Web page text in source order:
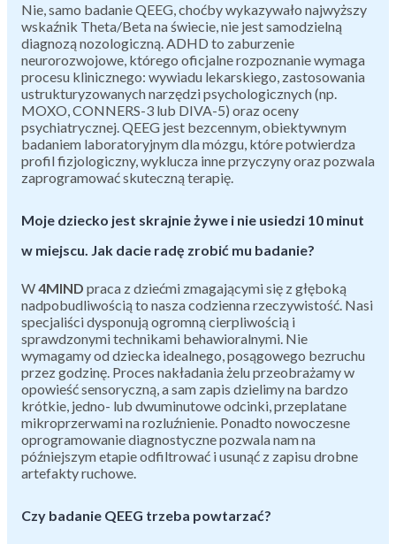
Nie, samo badanie QEEG, choćby wykazywało najwyższy
wskaźnik Theta/Beta na świecie, nie jest samodzielną
diagnozą nozologiczną. ADHD to zaburzenie
neurorozwojowe, którego oficjalne rozpoznanie wymaga
procesu klinicznego: wywiadu lekarskiego, zastosowania
ustrukturyzowanych narzędzi psychologicznych (np.
MOXO, CONNERS-3 lub DIVA-5) oraz oceny
psychiatrycznej. QEEG jest bezcennym, obiektywnym
badaniem laboratoryjnym dla mózgu, które potwierdza
profil fizjologiczny, wyklucza inne przyczyny oraz pozwala
zaprogramować skuteczną terapię.
Moje dziecko jest skrajnie żywe i nie usiedzi 10 minut
w miejscu. Jak dacie radę zrobić mu badanie?
W4MIND praca z dziećmi zmagającymi się z głęboką
nadpobudliwością to nasza codzienna rzeczywistość. Nasi
specjaliści dysponują ogromną cierpliwością i
sprawdzonymi technikami behawioralnymi. Nie
wymagamy od dziecka idealnego, posągowego bezruchu
przez godzinę. Proces nakładania żelu przeobrażamy w
opowieść sensoryczną, a sam zapis dzielimy na bardzo
krótkie, jedno- lub dwuminutowe odcinki, przeplatane
mikroprzerwami na rozluźnienie. Ponadto nowoczesne
oprogramowanie diagnostyczne pozwala nam na
późniejszym etapie odfiltrować i usunąć z zapisu drobne
artefakty ruchowe.
Czy badanie QEEG trzeba powtarzać?